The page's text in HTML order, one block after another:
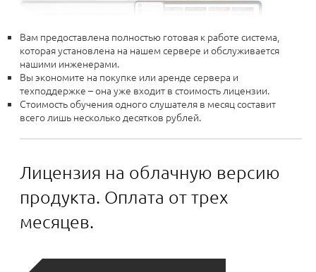
Вам предоставлена полностью готовая к работе система,
которая установлена на нашем сервере и обслуживается
нашими инженерами.
Вы экономите на покупке или аренде сервера и
техподдержке – она уже входит в стоимость лицензии.
Стоимость обучения одного слушателя в месяц составит
всего лишь несколько десятков рублей.
Лицензия на облачную версию
продукта. Оплата от трех
месяцев.